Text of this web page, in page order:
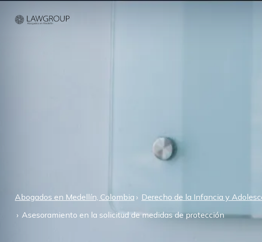
Abogados en Medellín, Colombia Derecho de la Infancia y
Asesoramiento en la solicitud de medidas de protección